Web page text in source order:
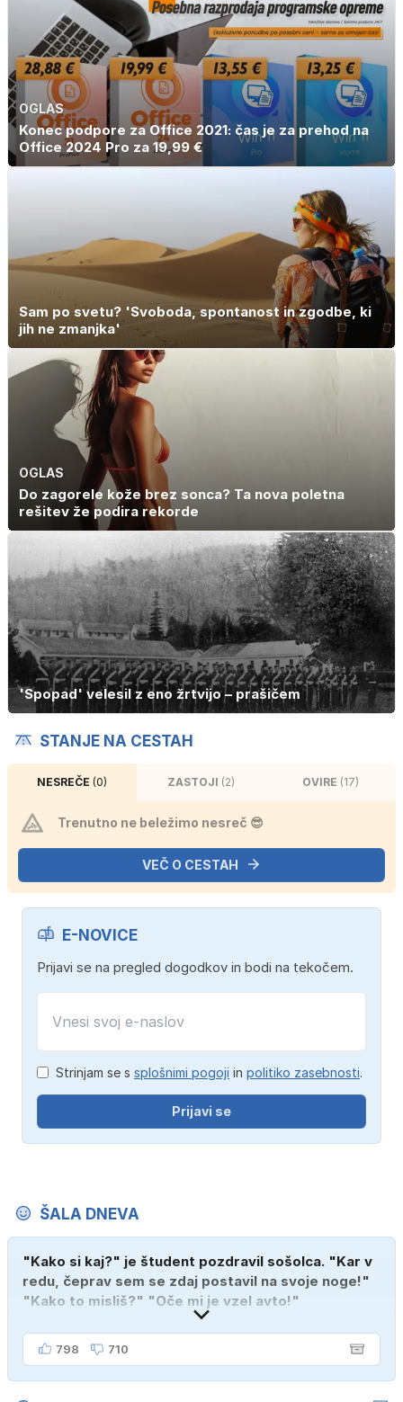
OGLAS
Konec podpore za Office 2021: čas je za prehod na
Office 2024 Pro za 19,99 €
Sam po svetu? 'Svoboda, spontanost in zgodbe, ki
jih ne zmanjka'
OGLAS
Do zagorele kože brez sonca? Ta nova poletna
rešitev že podira rekorde
'Spopad' velesil z eno žrtvijo – prašičem
STANJE NA CESTAH
NESREČE (0) ZASTOJI (2) OVIRE (17)
Trenutno ne beležimo nesreč 😎
VEČ O CESTAH
E-NOVICE
Prijavi se na pregled dogodkov in bodi na tekočem.
Strinjam se s splošnimi pogoji in politiko zasebnosti.
Prijavi se
ŠALA DNEVA
"Kako si kaj?" je študent pozdravil sošolca. "Kar v
redu, čeprav sem se zdaj postavil na svoje noge!"
"Kako to misliš?" "Oče mi je vzel avto!"
798 710